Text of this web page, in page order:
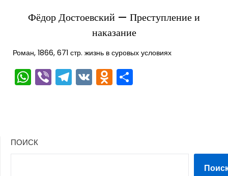
Фёдор Достоевский — Преступление и
наказание
Роман, 1866, 671 стр. жизнь в суровых условиях
WhatsApp
ViberTelegram
VKOdnoklassniki
ПОИСК